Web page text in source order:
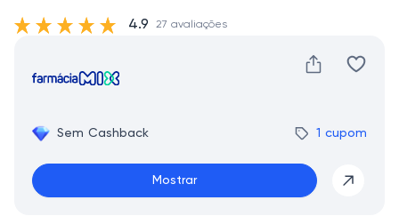
Sem Cashback 1 cupom
Mostrar
4.9 27 avaliações